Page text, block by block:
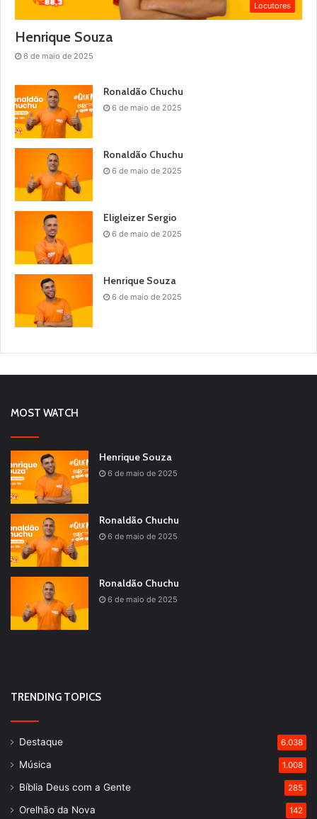
Locutores
Henrique Souza
6 de maio de 2025
Ronaldão Chuchu
6 de maio de 2025
Ronaldão Chuchu
6 de maio de 2025
Eligleizer Sergio
6 de maio de 2025
Henrique Souza
6 de maio de 2025
MOST WATCH
Henrique Souza
6 de maio de 2025
Ronaldão Chuchu
6 de maio de 2025
Ronaldão Chuchu
6 de maio de 2025
TRENDING TOPICS
Destaque 6.038
Música 1.008
Bíblia Deus com a Gente 285
Orelhão da Nova 142